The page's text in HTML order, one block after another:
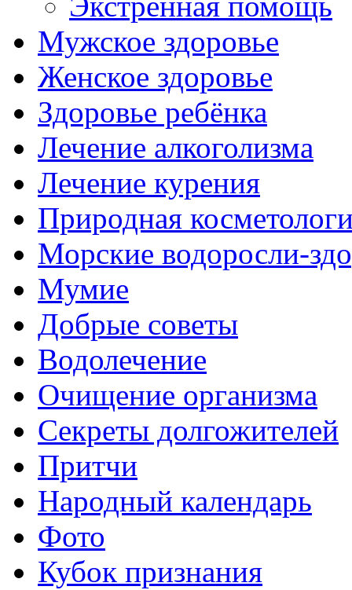
Мужское здоровье
Женское здоровье
Здоровье ребёнка
Лечение алкоголизма
Лечение курения
Природная
Морские водоросли-
Мумие
Добрые советы
Водолечение
Очищение организма
Секреты долгожителей
Притчи
Народный календарь
Фото
Кубок признания